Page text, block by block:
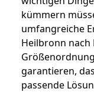
kümmern
umfangreiche
Heilbronn nach
garantieren,
passende